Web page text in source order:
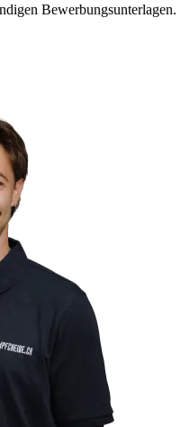
Bewerbungsunterlagen.